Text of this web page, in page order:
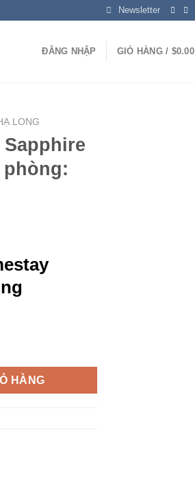
Newsletter
ĐĂNG NHẬP GIỎ HÀNG / $0.00
LONG
Sapphire
- Đặt phòng: 0386 279 939 số lượng
HÀNG